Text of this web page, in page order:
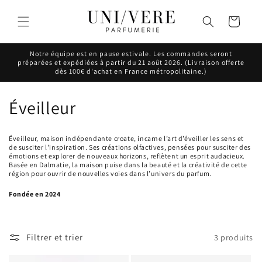
au
Panier
Notre équipe est en pause estivale. Les commandes seront
préparées et expédiées à partir du 21 août 2026. (Livraison offerte
dès 100€ d'achat en France métropolitaine.)
C
o
l
l
e
t
Éveilleur
Éveilleur, maison indépendante croate, incarne l’art d’éveiller les sens et
de susciter l'inspiration. Ses créations olfactives, pensées pour susciter des
émotions et explorer de nouveaux horizons, reflètent un esprit audacieux.
Basée en Dalmatie, la maison puise dans la beauté et la créativité de cette
région pour ouvrir de nouvelles voies dans l’univers du parfum.
Fondée en 2024
Filtrer et trier 3 produits